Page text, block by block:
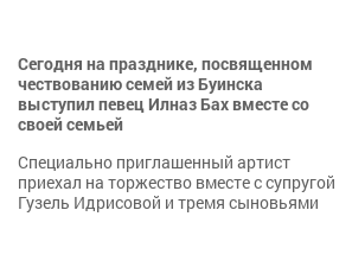
Сегодня на празднике, посвященном
чествованию семей из Буинска
выступил певец Илназ Бах вместе со
своей семьей
Специально приглашенный артист
приехал на торжество вместе с супругой
Гузель Идрисовой и тремя сыновьями